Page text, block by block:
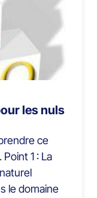
les nuls
ce
1 : La
le domaine